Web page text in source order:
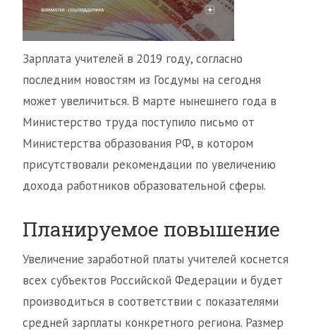
Зарплата учителей в 2019 году, согласно
последним новостям из Госдумы на сегодня
может увеличиться. В марте нынешнего года в
Министерство труда поступило письмо от
Министерства образования РФ, в котором
присутствовали рекомендации по увеличению
дохода работников образовательной сферы.
Планируемое повышение
Увеличение заработной платы учителей коснется
всех субъектов Российской Федерации и будет
производиться в соответствии с показателями
средней зарплаты конкретного региона. Размер